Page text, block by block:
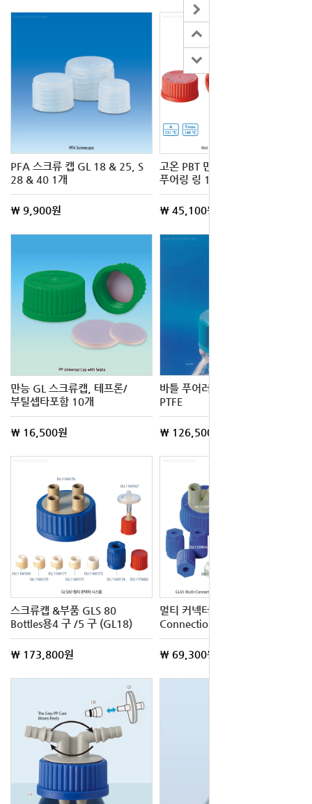
PFA 스크류 캡 GL 18 & 25, S
28 & 40 1개
\ 9,900원
고온 PBT 만능 스크류 캡과
푸어링 링 10개
\ 45,100원
만능 GL 스크류캡, 테프론/
부틸셉타포함 10개
\ 16,500원
바틀 푸어러 Bottle Pourers of
PTFE
\ 126,500원
스크류캡 &부품 GLS 80
Bottles용4 구 /5 구 (GL18)
\ 173,800원
멀티 커넥터캡 GL45 Multi-
Connection System
\ 69,300원